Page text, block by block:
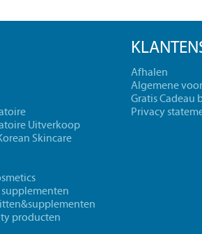
Uitverkoop
Skincare
supplementen
producten
Afhalen
Algemene
Gratis Cadeau
Privacy